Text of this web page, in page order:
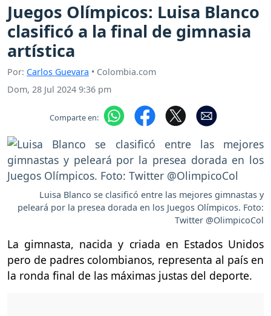
Juegos Olímpicos: Luisa Blanco
clasificó a la final de gimnasia
artística
Por: Carlos Guevara • Colombia.com
Dom, 28 Jul 2024 9:36 pm
Comparte en:
Luisa Blanco se clasificó entre las mejores gimnastas y
peleará por la presea dorada en los Juegos Olímpicos. Foto:
Twitter @OlimpicoCol
La gimnasta, nacida y criada en Estados Unidos
pero de padres colombianos, representa al país en
la ronda final de las máximas justas del deporte.